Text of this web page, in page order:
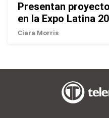
Presentan
en la Expo Latina
Ciara Morris